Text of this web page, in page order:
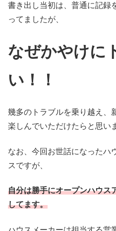
書き出し当初は、普通に記録
ってましたが、
なぜかやけに
い！！
幾多のトラブルを乗り越え、
楽しんでいただけたらと思い
なお、今回お世話になったハ
スですが、
自分は勝手にオープンハウス
してます。